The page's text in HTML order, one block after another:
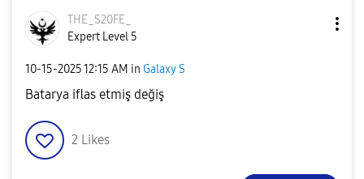
THE_S20FE_
Expert Level 5
‎10-15-202512:15 AM in Galaxy S
Batarya iflas etmiş değiş
2 Likes